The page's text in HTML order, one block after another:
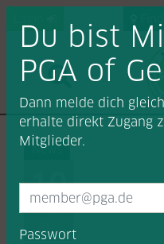
News
10
NOV
Du bist
PGA of
Dann melde dich
erhalte direkt Zugang
Mitglieder.
Passwort